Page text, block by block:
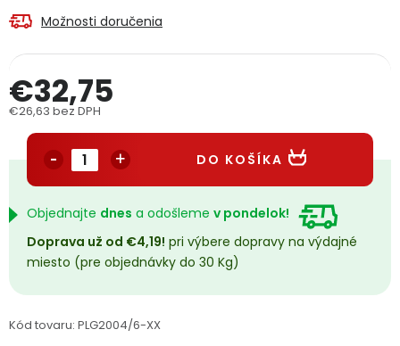
Reklamačný formulár Odstúpenie v lehote 14 dní
Podmienky ochrany osobných údajov
Přihlášení Registrace +
Možnosti doručenia
€32,75
€26,63 bez DPH
DO KOŠÍKA
Objednajte dnes a odošleme v pondelok!
Doprava už od €4,19! pri výbere dopravy na výdajné
miesto (pre objednávky do 30 Kg)
Kód tovaru: PLG2004/6-XX